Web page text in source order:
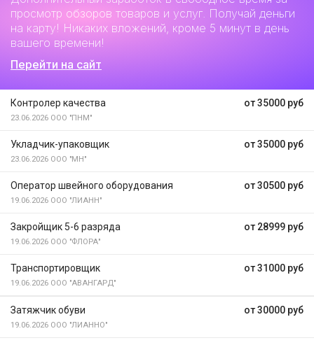
просмотр обзоров товаров и услуг. Получай деньги
на карту! Никаких вложений, кроме 5 минут в день
вашего времени!
Перейти на сайт
от 35000 руб
Контролер качества
23.06.2026 ООО "ПНМ"
от 35000 руб
Укладчик-упаковщик
23.06.2026 ООО "МН"
от 30500 руб
Оператор швейного оборудования
19.06.2026 ООО "ЛИАНН"
от 28999 руб
Закройщик 5-6 разряда
19.06.2026 ООО "ФЛОРА"
от 31000 руб
Транспортировщик
19.06.2026 ООО "АВАНГАРД"
от 30000 руб
Затяжчик обуви
19.06.2026 ООО "ЛИАННО"